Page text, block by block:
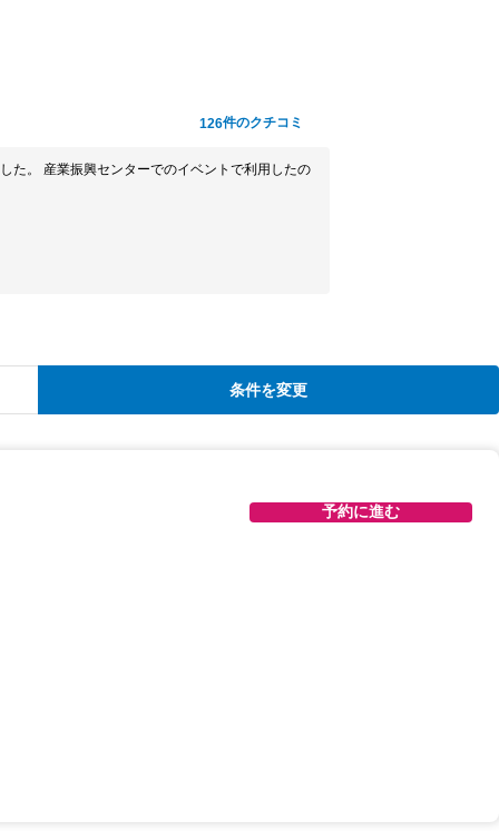
126件のクチコミ
た。 産業振興センターでのイベントで利用したの
条件を変更
予約に進む